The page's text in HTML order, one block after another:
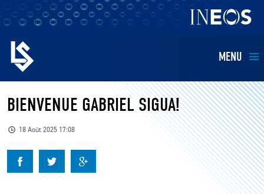
MENU
EQUIPES
BILLETTERIE
FANS
BIENVENUE GABRIEL SIGUA!
18 Août 2025 17:08